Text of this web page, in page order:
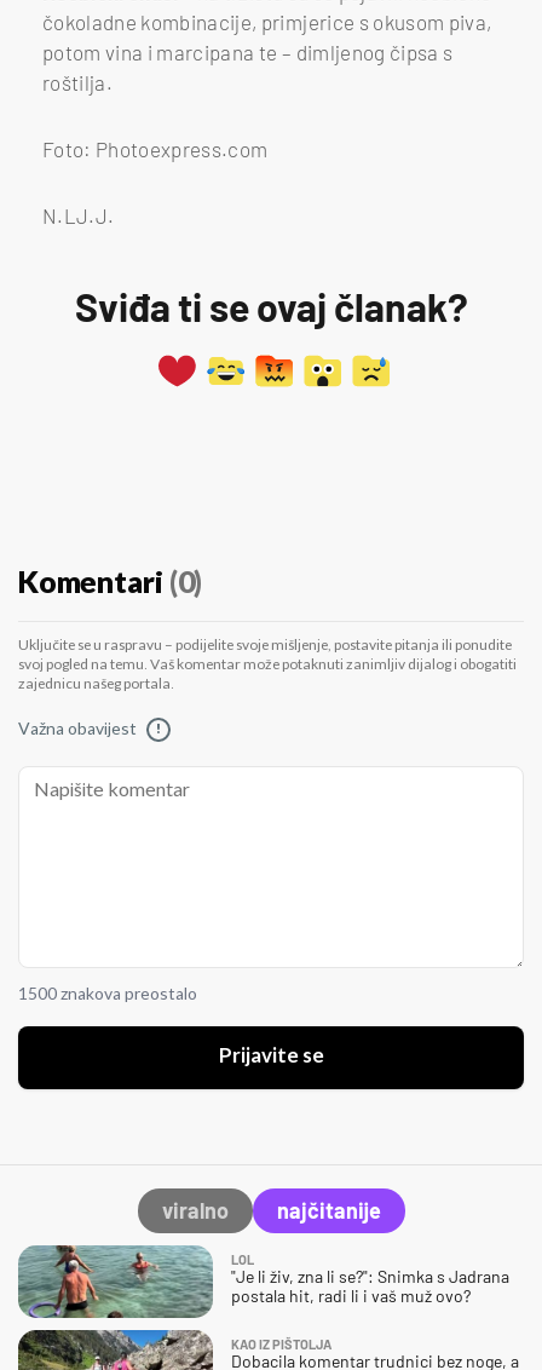
čokoladne kombinacije, primjerice s okusom piva,
potom vina i marcipana te – dimljenog čipsa s
roštilja.
Foto: Photoexpress.com
N.LJ.J.
Sviđa ti se ovaj članak?
Komentari (0)
Uključite se u raspravu – podijelite svoje mišljenje, postavite pitanja ili ponudite
svoj pogled na temu. Vaš komentar može potaknuti zanimljiv dijalog i obogatiti
zajednicu našeg portala.
Važna obavijest !
1500 znakova preostalo
Prijavite se
viralno najčitanije
LOL
"Je li živ, zna li se?": Snimka s Jadrana
postala hit, radi li i vaš muž ovo?
KAO IZ PIŠTOLJA
Dobacila komentar trudnici bez noge, a